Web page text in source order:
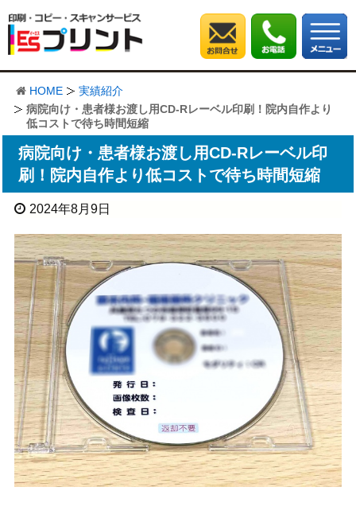
HOME
実績紹介
病院向け・患者様お渡し用CD-Rレーベル印刷！院内自作より
低コストで待ち時間短縮
病院向け・患者様お渡し用CD-Rレーベル印
刷！院内自作より低コストで待ち時間短縮
2024年8月9日